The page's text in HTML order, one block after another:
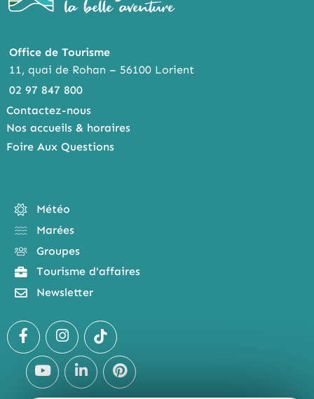
Office de Tourisme
11, quai de Rohan – 56100 Lorient
02 97 847 800
Contactez-nous
Nos accueils & horaires
Foire Aux Questions
Météo
Marées
Groupes
Tourisme d'affaires
Newsletter